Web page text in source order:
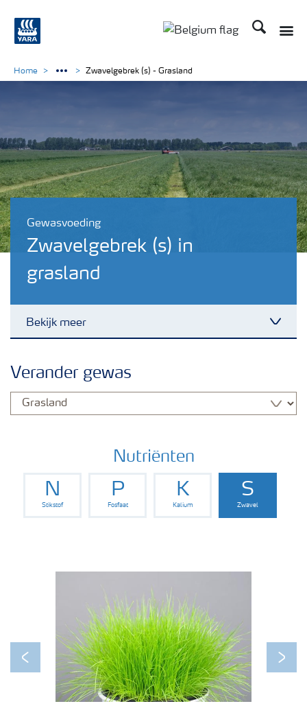
Zoek op
Gewasvoeding
Zwavelgebrek (s) in
grasland
Bekijk meer
Gewassen
Toolbox
Webinars
Home Zwavelgebrek (s) - Grasland
Verander gewas
Nutriënten
N
Stikstof
P
Fosfaat
K
Kalium
S
Zwavel
Previous Next